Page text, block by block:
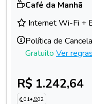
Café da Manhã
Internet Wi-Fi +
Política de
Gratuito Ver regras
R$ 1.242,64
01• 02